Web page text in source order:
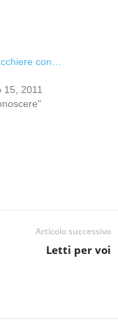
con…
15, 2011
Articolo successivo
Letti per voi